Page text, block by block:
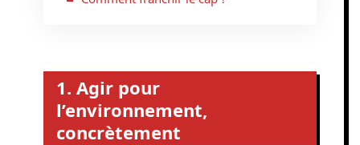
1. Agir pour
l’environnement,
concrètement